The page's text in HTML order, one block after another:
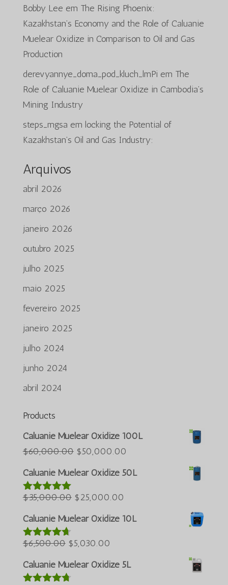
Bobby Lee em The Rising Phoenix:
Kazakhstan’s Economy and the Role of Caluanie
Muelear Oxidize in Comparison to Oil and Gas
Production
derevyannye_doma_pod_kluch_lmPi em The
Role of Caluanie Muelear Oxidize in Cambodia’s
Mining Industry
steps_mgsa em locking the Potential of
Kazakhstan’s Oil and Gas Industry:
Arquivos
abril 2026
março 2026
janeiro 2026
outubro 2025
julho 2025
maio 2025
fevereiro 2025
janeiro 2025
julho 2024
junho 2024
abril 2024
Products
Caluanie Muelear Oxidize 100L
$60,000.00 O
preço
era:
$60,000.00.
$50,000.00
Caluanie Muelear Oxidize 50L
Avaliação
$35,000.00 O
preço
era:
$35,000.00.
$25,000.00
Caluanie Muelear Oxidize 10L
Avaliação
$6,500.00 O
preço
original
$5,030.00
preço
Caluanie Muelear Oxidize 5LҚазақ тілі
ភាសាខ្មែរ
Azərbaycan dili